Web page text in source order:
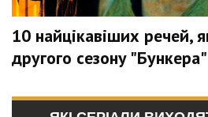
10 найцікавіших речей,
другого сезону "Бункера"